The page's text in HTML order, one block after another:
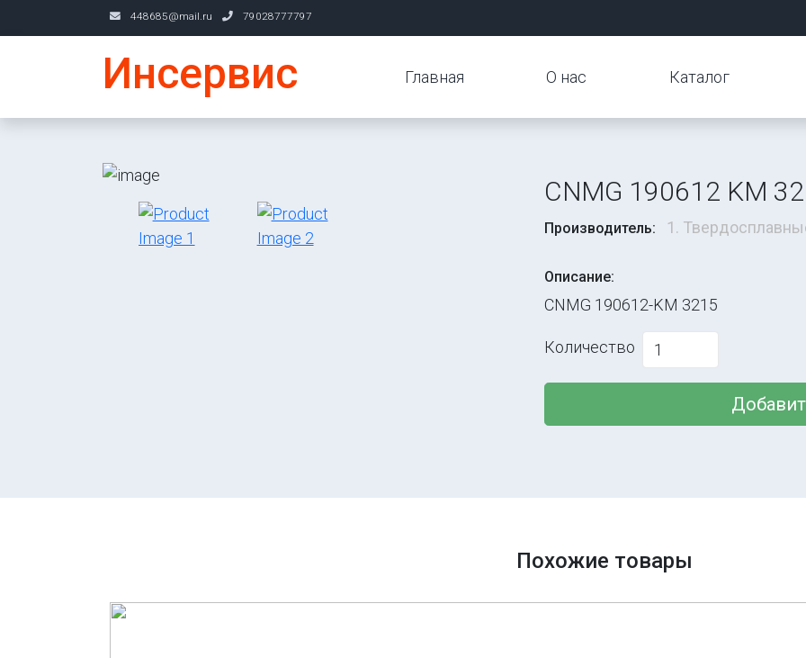
448685@mail.ru 79028777797
Инсервис Главная О нас Каталог
CNMG 190612 KM
Производитель: 1.
Описание:
CNMG 190612-KM 3215
Количество
Похожие товары